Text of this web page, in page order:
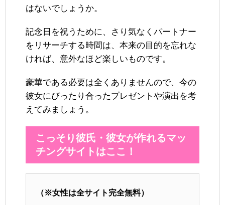
はないでしょうか。
記念日を祝うために、さり気なくパートナー
をリサーチする時間は、本来の目的を忘れな
ければ、意外なほど楽しいものです。
豪華である必要は全くありませんので、今の
彼女にぴったり合ったプレゼントや演出を考
えてみましょう。
こっそり彼氏・彼女が作れるマッ
チングサイトはここ！
（※女性は全サイト完全無料）